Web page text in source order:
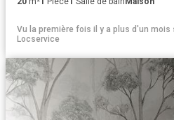
Vu la première fois il y a plus d'un mois
Locservice